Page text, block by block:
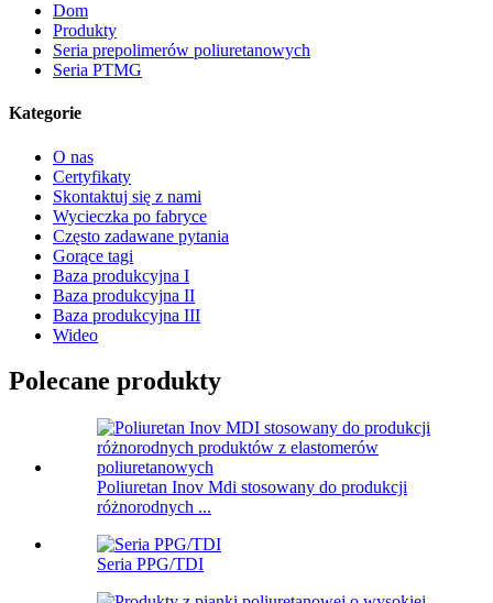
Dom
Produkty
Seria prepolimerów poliuretanowych
Seria PTMG
Kategorie
O nas
Certyfikaty
Skontaktuj się z nami
Wycieczka po fabryce
Często zadawane pytania
Gorące tagi
Baza produkcyjna I
Baza produkcyjna II
Baza produkcyjna III
Wideo
Polecane produkty
Poliuretan Inov Mdi stosowany do produkcji
różnorodnych ...
Seria PPG/TDI